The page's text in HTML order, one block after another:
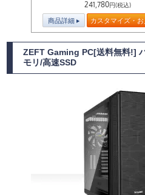
241,780円(税込)
商品詳細 カスタマイズ・
ZEFT Gaming PC[送料無料!]
モリ/高速SSD